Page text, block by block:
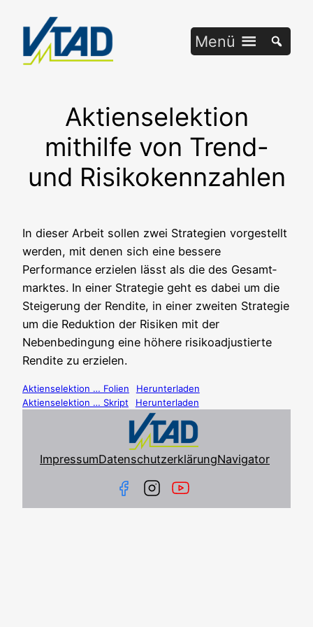
springen
Menü
Aktienselektion
mithilfe von Trend-
und Risikokennzahlen
In die­ser Arbeit sol­len zwei Stra­te­gien vor­ge­stellt
wer­den, mit denen sich eine bes­se­re
Per­for­mance erzie­len lässt als die des Gesamt­
mark­tes. In einer Stra­te­gie geht es dabei um die
Stei­ge­rung der Ren­di­te, in einer zwei­ten Stra­te­gie
um die Reduk­ti­on der Risi­ken mit der
Neben­be­din­gung eine höhe­re risi­ko­ad­jus­tier­te
Ren­di­te zu erzielen.
Akti­en­se­lek­ti­on … Foli­en
Her­un­ter­la­den
Akti­en­se­lek­ti­on … Skript
Her­un­ter­la­den
ImpressumDatenschutzerklärungNavigator